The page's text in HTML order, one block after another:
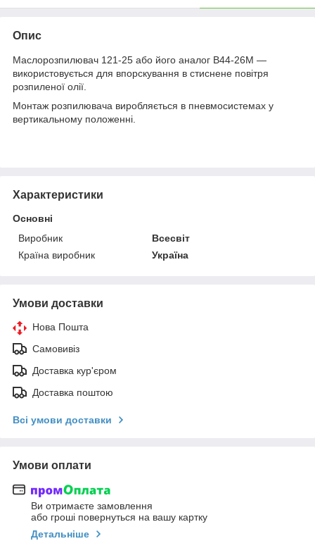
Опис
Маслорозпилювач 121-25 або його аналог В44-26М —
використовується для впорскування в стиснене повітря
розпиленої олії.
Монтаж розпилювача виробляється в пневмосистемах у
вертикальному положенні.
Характеристики
Основні
Виробник
Всесвіт
Країна виробник
Україна
Умови доставки
Нова Пошта
Самовивіз
Доставка кур'єром
Доставка поштою
Всі умови доставки
Умови оплати
Ви отримаєте замовлення
або гроші повернуться на вашу картку
Детальніше